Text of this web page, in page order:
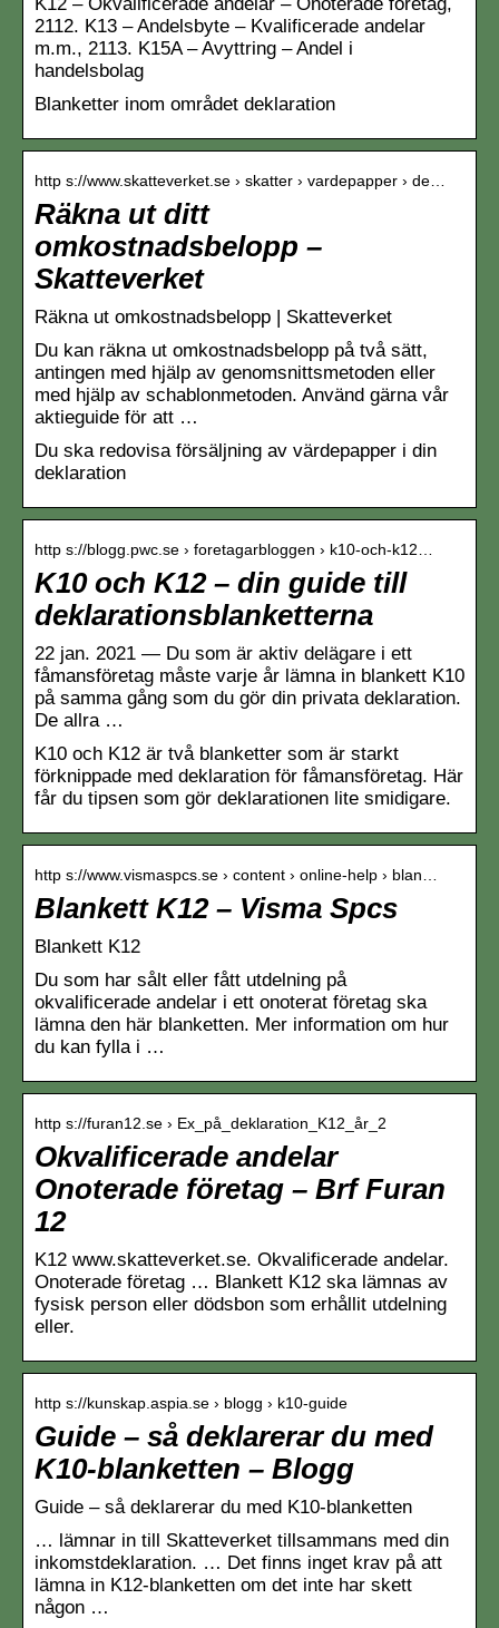
2112. K13 – Andelsbyte – Kvalificerade andelar
m.m., 2113. K15A – Avyttring – Andel i
handelsbolag
Blanketter inom området deklaration
http s://www.skatteverket.se › skatter › vardepapper › de…
Räkna ut ditt
omkostnadsbelopp –
Skatteverket
Räkna ut omkostnadsbelopp | Skatteverket
Du kan räkna ut omkostnadsbelopp på två sätt,
antingen med hjälp av genomsnittsmetoden eller
med hjälp av schablonmetoden. Använd gärna vår
aktieguide för att …
Du ska redovisa försäljning av värdepapper i din
deklaration
http s://blogg.pwc.se › foretagarbloggen › k10-och-k12…
K10 och K12 – din guide till
deklarationsblanketterna
22 jan. 2021 — Du som är aktiv delägare i ett
fåmansföretag måste varje år lämna in blankett K10
på samma gång som du gör din privata deklaration.
De allra …
K10 och K12 är två blanketter som är starkt
förknippade med deklaration för fåmansföretag. Här
får du tipsen som gör deklarationen lite smidigare.
http s://www.vismaspcs.se › content › online-help › blan…
Blankett K12 – Visma Spcs
Blankett K12
Du som har sålt eller fått utdelning på
okvalificerade andelar i ett onoterat företag ska
lämna den här blanketten. Mer information om hur
du kan fylla i …
http s://furan12.se › Ex_på_deklaration_K12_år_2
Okvalificerade andelar
Onoterade företag – Brf Furan
12
K12 www.skatteverket.se. Okvalificerade andelar.
Onoterade företag … Blankett K12 ska lämnas av
fysisk person eller dödsbon som erhållit utdelning
eller.
http s://kunskap.aspia.se › blogg › k10-guide
Guide – så deklarerar du med
K10-blanketten – Blogg
Guide – så deklarerar du med K10-blanketten
… lämnar in till Skatteverket tillsammans med din
inkomstdeklaration. … Det finns inget krav på att
lämna in K12-blanketten om det inte har skett
någon …